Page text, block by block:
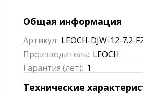
Общая информация
Артикул: LEOCH-DJW-12-7.2-
Производитель: LEOCH
Гарантия (лет): 1
Технические